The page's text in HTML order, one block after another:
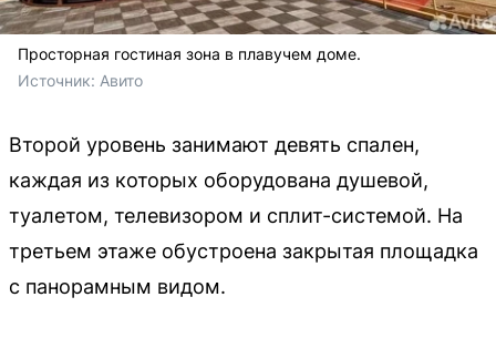
Просторная гостиная зона в плавучем доме.
Источник: Авито
Второй уровень занимают девять спален,
каждая из которых оборудована душевой,
туалетом, телевизором и сплит-системой. На
третьем этаже обустроена закрытая площадка
с панорамным видом.